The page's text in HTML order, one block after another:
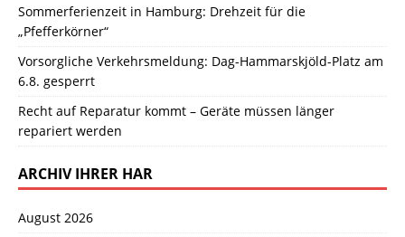
Sommerferienzeit in Hamburg: Drehzeit für die
„Pfefferkörner“
Vorsorgliche Verkehrsmeldung: Dag-Hammarskjöld-Platz am
6.8. gesperrt
Recht auf Reparatur kommt – Geräte müssen länger
repariert werden
ARCHIV IHRER HAR
August 2026